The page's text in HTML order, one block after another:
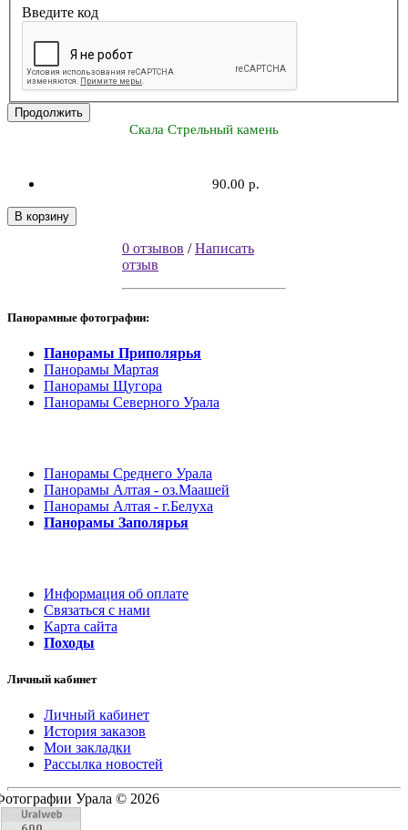
Введите код
Продолжить
Скала Стрельный камень
90.00 р.
В корзину
0 отзывов /Написать
отзыв
Панорамные фотографии:
Панорамы Приполярья
Панорамы Мартая
Панорамы Щугора
Панорамы Северного Урала
Панорамы Среднего Урала
Панорамы Алтая - оз.Маашей
Панорамы Алтая - г.Белуха
Панорамы Заполярья
Информация об оплате
Связаться с нами
Карта сайта
Походы
Личный кабинет
Личный кабинет
История заказов
Мои закладки
Рассылка новостей
Урала © 2026